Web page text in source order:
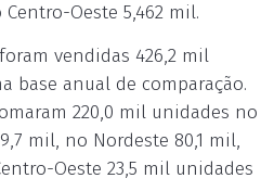
Oeste 5,462 mil.
vendidas 426,2 mil
base anual de comparação.
220,0 mil unidades no
mil, no Nordeste 80,1 mil,
Oeste 23,5 mil unidades